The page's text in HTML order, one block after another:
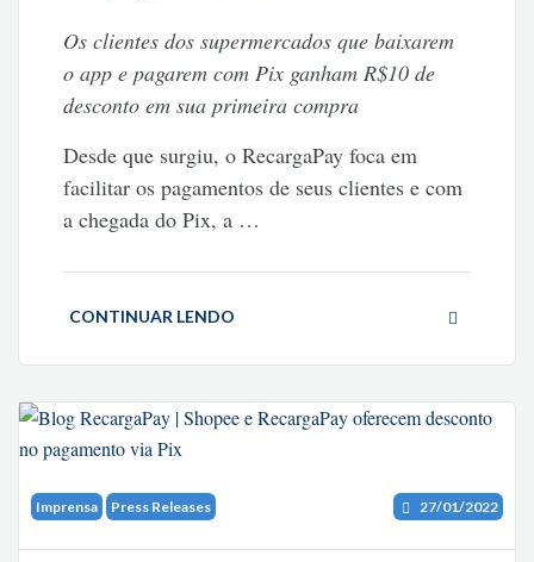
Os clientes dos supermercados que baixarem
o app e pagarem com Pix ganham R$10 de
desconto em sua primeira compra
Desde que surgiu, o RecargaPay foca em
facilitar os pagamentos de seus clientes e com
a chegada do Pix, a …
CONTINUAR LENDO
Imprensa Press Releases 27/01/2022